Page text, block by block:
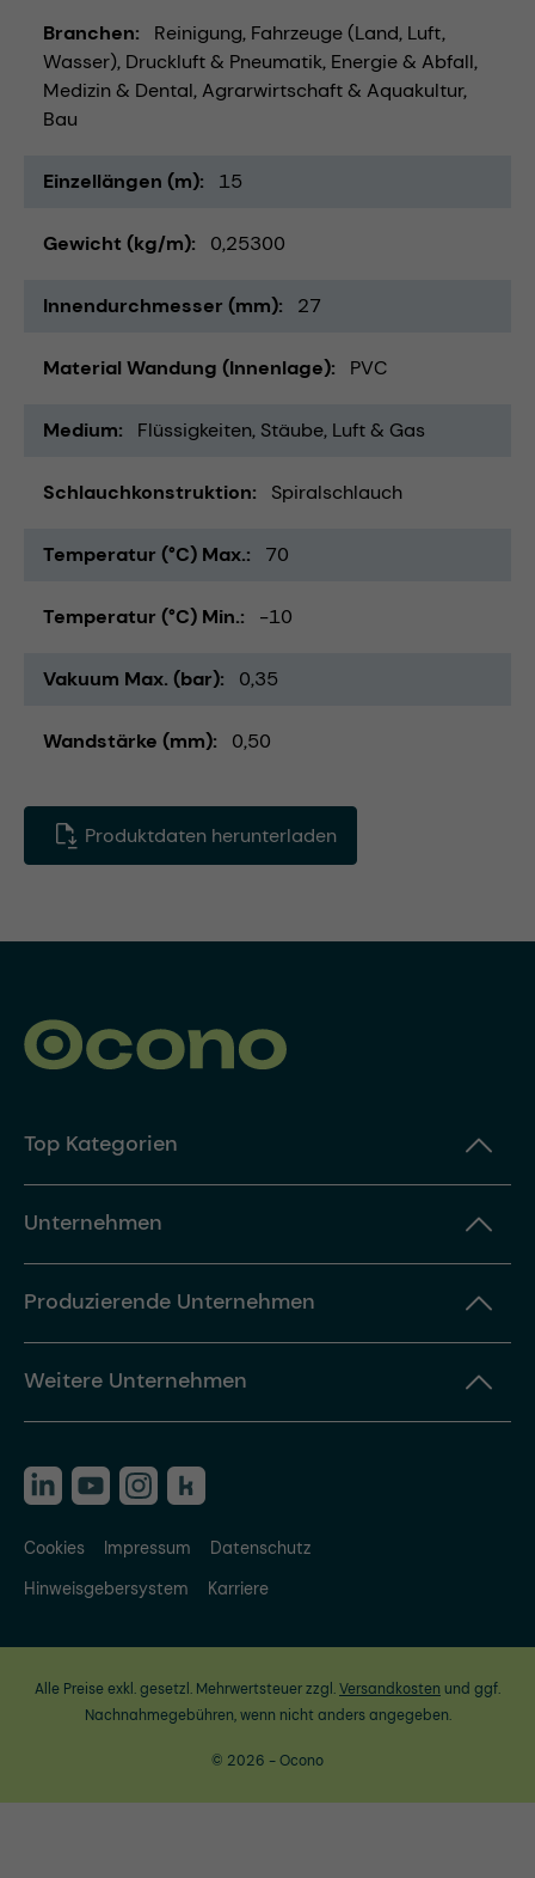
Branchen Reinigung Fahrzeuge (Land, Luft,
Wasser) Druckluft & Pneumatik Energie & Abfall
Medizin & Dental Agrarwirtschaft & Aquakultur
Bau
Einzellängen (m) 15
Gewicht (kg/m) 0,25300
Innendurchmesser (mm) 27
Material Wandung (Innenlage) PVC
Medium Flüssigkeiten Stäube Luft & Gas
Schlauchkonstruktion Spiralschlauch
Temperatur (°C) Max. 70
Temperatur (°C) Min. -10
Vakuum Max. (bar) 0,35
Wandstärke (mm) 0,50
Produktdaten herunterladen
Top Kategorien
Unternehmen
Produzierende Unternehmen
Weitere Unternehmen
Cookies Impressum
Datenschutz
Hinweisgebersystem
Karriere
Alle Preise exkl. gesetzl. Mehrwertsteuer zzgl.Versandkosten und ggf.
Nachnahmegebühren, wenn nicht anders angegeben.
© 2026 - Ocono